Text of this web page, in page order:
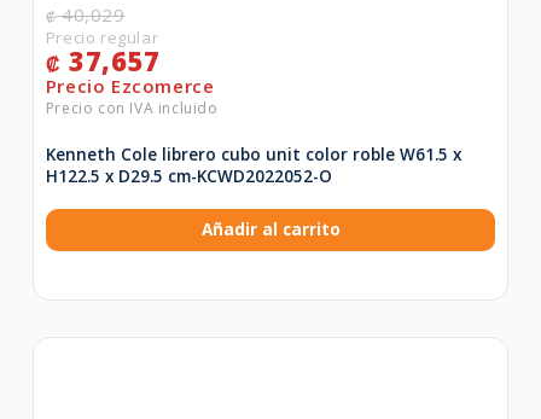
₡40,029
₡ 37,657
Kenneth Cole librero cubo unit color roble W61.5 x
H122.5 x D29.5 cm-KCWD2022052-O
Añadir al carrito